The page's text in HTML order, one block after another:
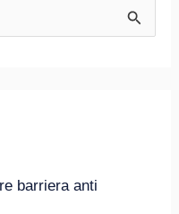
barriera anti